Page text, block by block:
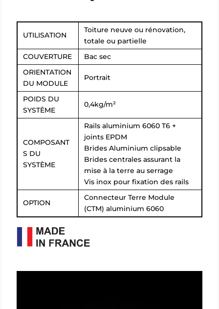
UTILISATION
Toiture neuve ou rénovation,
totale ou partielle
COUVERTURE
Bac sec
ORIENTATION
DU MODULE
Portrait
POIDS DU
SYSTÈME
0,4kg/m²
COMPOSANT
S DU
SYSTÈME
Rails aluminium 6060 T6 +
joints EPDM
Brides Aluminium clipsable
Brides centrales assurant la
mise à la terre au serrage
Vis inox pour fixation des rails
OPTION
Connecteur Terre Module
(CTM) aluminium 6060